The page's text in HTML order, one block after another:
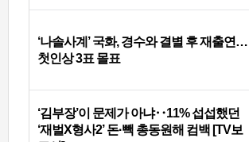
‘나솔사계’ 국화, 경수와 결별 후 재출연…
첫인상 3표 몰표
‘김부장’이 문제가 아냐‥11% 섭섭했던
‘재벌X형사2’ 돈·빽 총동원해 컴백 [TV보